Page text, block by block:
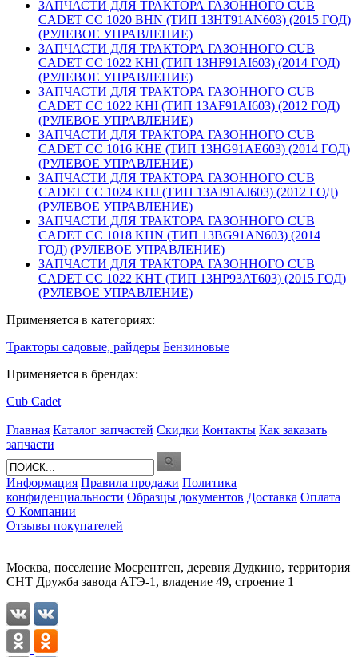
ЗАПЧАСТИ ДЛЯ ТРАКТОРА ГАЗОННОГО CUB
CADET CC 1020 BHN (ТИП 13HT91AN603) (2015 ГОД)
(РУЛЕВОЕ УПРАВЛЕНИЕ)
ЗАПЧАСТИ ДЛЯ ТРАКТОРА ГАЗОННОГО CUB
CADET CC 1022 KHI (ТИП 13HF91AI603) (2014 ГОД)
(РУЛЕВОЕ УПРАВЛЕНИЕ)
ЗАПЧАСТИ ДЛЯ ТРАКТОРА ГАЗОННОГО CUB
CADET CC 1022 KHI (ТИП 13AF91AI603) (2012 ГОД)
(РУЛЕВОЕ УПРАВЛЕНИЕ)
ЗАПЧАСТИ ДЛЯ ТРАКТОРА ГАЗОННОГО CUB
CADET CC 1016 KHE (ТИП 13HG91AE603) (2014 ГОД)
(РУЛЕВОЕ УПРАВЛЕНИЕ)
ЗАПЧАСТИ ДЛЯ ТРАКТОРА ГАЗОННОГО CUB
CADET CC 1024 KHJ (ТИП 13AI91AJ603) (2012 ГОД)
(РУЛЕВОЕ УПРАВЛЕНИЕ)
ЗАПЧАСТИ ДЛЯ ТРАКТОРА ГАЗОННОГО CUB
CADET CC 1018 KHN (ТИП 13BG91AN603) (2014
ГОД) (РУЛЕВОЕ УПРАВЛЕНИЕ)
ЗАПЧАСТИ ДЛЯ ТРАКТОРА ГАЗОННОГО CUB
CADET CC 1022 KHT (ТИП 13HP93AT603) (2015 ГОД)
(РУЛЕВОЕ УПРАВЛЕНИЕ)
Применяется в категориях:
Тракторы садовые, райдеры Бензиновые
Применяется в брендах:
Cub Cadet
Главная Каталог запчастей Скидки Контакты Как заказать
запчасти
Информация Правила продажи Политика
конфиденциальности Образцы документов Доставка Оплата
О Компании
Отзывы покупателей
Москва, поселение Мосрентген, деревня Дудкино, территория
СНТ Дружба завода АТЭ-1, владение 49, строение 1